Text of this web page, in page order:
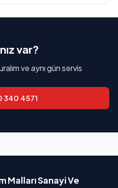
var?
ve aynı gün servis
340 4571
Malları Sanayi Ve